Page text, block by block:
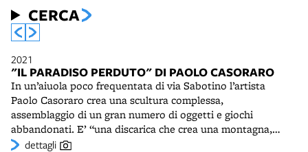
CERCA
2021
"IL PARADISO PERDUTO" DI PAOLO CASORARO
In un’aiuola poco frequentata di via Sabotino l’artista
Paolo Casoraro crea una scultura complessa,
assemblaggio di un gran numero di oggetti e giochi
abbandonati. E’ “una discarica che crea una montagna,
abbracciata e protetta da un improbabile angelo”
dettagli